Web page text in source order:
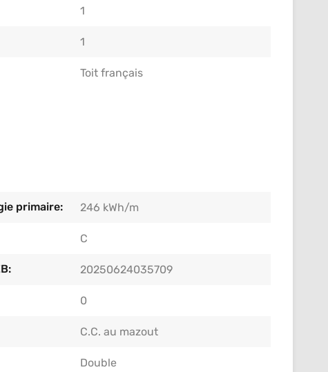
1
1
Toit français
primaire: 246 kWh/m
C
20250624035709
0
C.C. au mazout
Double